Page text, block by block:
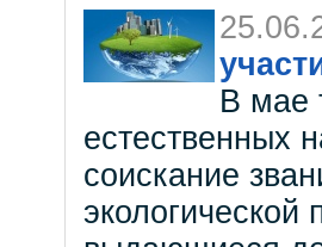
В мае
естественных
соискание